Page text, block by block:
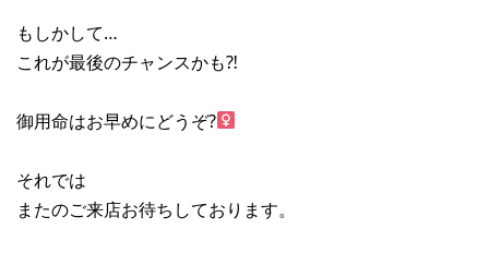
もしかして…
これが最後のチャンスかも⁈
御用命はお早めにどうぞ?‍
それでは
またのご来店お待ちしております。